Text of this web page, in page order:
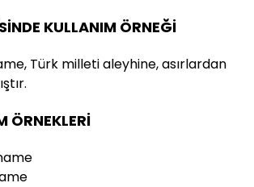
KULLANIM ÖRNEĞİ
Türk milleti aleyhine, asırlardan
ÖRNEKLERİ